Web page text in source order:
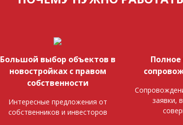
Большой выбор объектов в
новостройках с правом
собственности
Интересные предложения от
собственников и инвесторов
заявки,